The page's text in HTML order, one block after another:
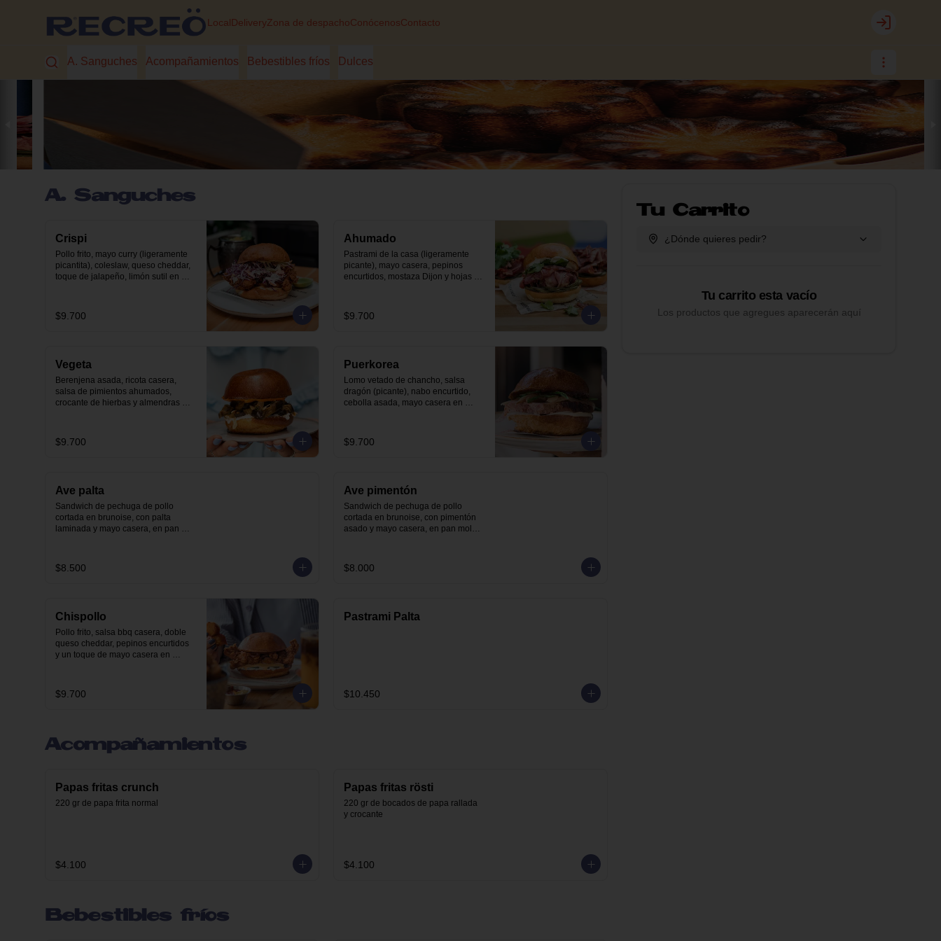
LocalDeliveryZona de despachoConócenosContacto
Login
A. Sanguches Acompañamientos Bebestibles fríos Dulces
A. Sanguches
Crispi
Pollo frito, mayo curry (ligeramente
picantita), coleslaw, queso cheddar,
toque de jalapeño, limón sutil en
$9.700
Ahumado
Pastrami de la casa (ligeramente
picante), mayo casera, pepinos
encurtidos, mostaza Dijon y hojas
$9.700
Vegeta
Berenjena asada, ricota casera,
salsa de pimientos ahumados,
crocante de hierbas y almendras
$9.700
Puerkorea
Lomo vetado de chancho, salsa
dragón (picante), nabo encurtido,
cebolla asada, mayo casera en
$9.700
Ave palta
Sandwich de pechuga de pollo
cortada en brunoise, con palta
laminada y mayo casera, en pan
$8.500
Ave pimentón
Sandwich de pechuga de pollo
cortada en brunoise, con pimentón
asado y mayo casera, en pan molde
$8.000
Chispollo
Pollo frito, salsa bbq casera, doble
queso cheddar, pepinos encurtidos
y un toque de mayo casera en
$9.700
Pastrami Palta
$10.450
Acompañamientos
Papas fritas crunch
220 gr de papa frita normal
$4.100
Papas fritas rösti
220 gr de bocados de papa rallada
y crocante
$4.100
Bebestibles fríos
Tu Carrito
¿Dónde quieres pedir?
Tu carrito esta vacío
Los productos que agregues aparecerán aquí